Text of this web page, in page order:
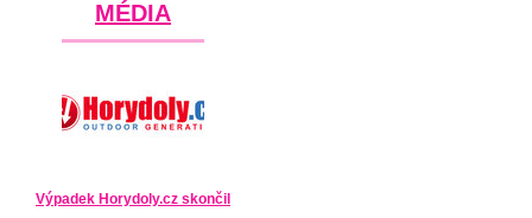
MÉDIA
Výpadek Horydoly.cz skončil